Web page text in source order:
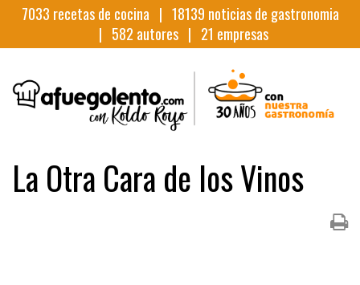
7033 recetas de cocina | 18139 noticias de gastronomia
| 582 autores | 21 empresas
La Otra Cara de los Vinos